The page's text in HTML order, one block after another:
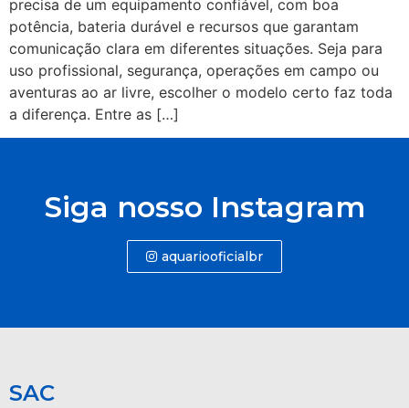
precisa de um equipamento confiável, com boa
potência, bateria durável e recursos que garantam
comunicação clara em diferentes situações. Seja para
uso profissional, segurança, operações em campo ou
aventuras ao ar livre, escolher o modelo certo faz toda
a diferença. Entre as […]
Siga nosso Instagram
aquariooficialbr
SAC